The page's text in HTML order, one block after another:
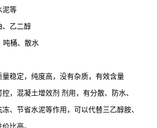
泥等
、乙二醇
吨桶、散水
稳定，纯度高，没有杂质，有效含量
，混凝土增效剂 剂用，有分散、防水、
、节省水泥等作用，可以代替三乙醇胺、